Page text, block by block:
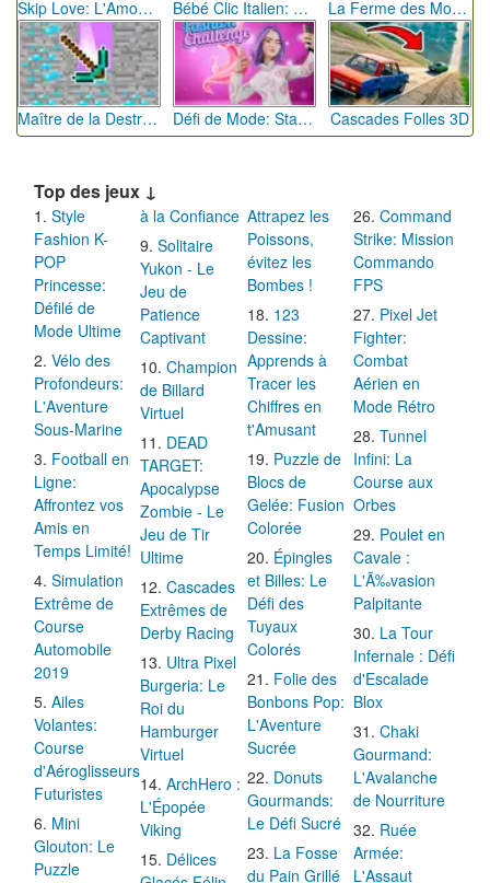
Skip Love: L'Amour en Péril Bébé Clic Italien: La Folie des Petits Bambins La Ferme des Mots - Cultivez votre Vocabulaire
Maître de la Destruction: Fusion de Pioches Défi de Mode: Star du Podium Cascades Folles 3D
Top des jeux ↓
Style
Fashion K-
POP
Princesse:
Défilé de
Mode Ultime
Vélo des
Profondeurs:
L'Aventure
Sous-Marine
Football en
Ligne:
Affrontez vos
Amis en
Temps Limité!
Simulation
Extrême de
Course
Automobile
2019
Ailes
Volantes:
Course
d'Aéroglisseurs
Futuristes
Mini
Glouton: Le
Puzzle
à la Confiance
Solitaire
Yukon - Le
Jeu de
Patience
Captivant
Champion
de Billard
Virtuel
DEAD
TARGET:
Apocalypse
Zombie - Le
Jeu de Tir
Ultime
Cascades
Extrêmes de
Derby Racing
Ultra Pixel
Burgeria: Le
Roi du
Hamburger
Virtuel
ArchHero :
L'Épopée
Viking
Délices
Attrapez les
Poissons,
évitez les
Bombes !
123
Dessine:
Apprends à
Tracer les
Chiffres en
t'Amusant
Puzzle de
Blocs de
Gelée: Fusion
Colorée
Épingles
et Billes: Le
Défi des
Tuyaux
Colorés
Folie des
Bonbons Pop:
L'Aventure
Sucrée
Donuts
Gourmands:
Le Défi Sucré
La Fosse
du Pain Grillé
Command
Strike: Mission
Commando
FPS
Pixel Jet
Fighter:
Combat
Aérien en
Mode Rétro
Tunnel
Infini: La
Course aux
Orbes
Poulet en
Cavale :
L'Ã‰vasion
Palpitante
La Tour
Infernale : Défi
d'Escalade
Blox
Chaki
Gourmand:
L'Avalanche
de Nourriture
Ruée
Armée:
L'Assaut